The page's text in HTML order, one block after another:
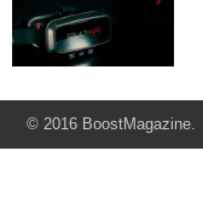
© 2016 BoostMagazine.